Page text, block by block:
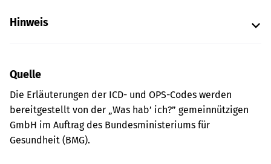
Hinweis
Quelle
Die Erläuterungen der ICD- und OPS-Codes werden
bereitgestellt von der „Was hab’ ich?” gemeinnützigen
GmbH im Auftrag des Bundesministeriums für
Gesundheit (BMG).